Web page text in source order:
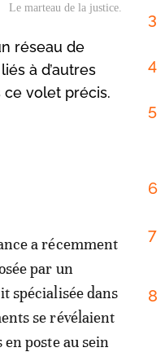
Le marteau de la justice.
réseau de
à d’autres
volet précis.
a récemment
par un
spécialisée dans
se révélaient
poste au sein
3
4
5
6
7
8